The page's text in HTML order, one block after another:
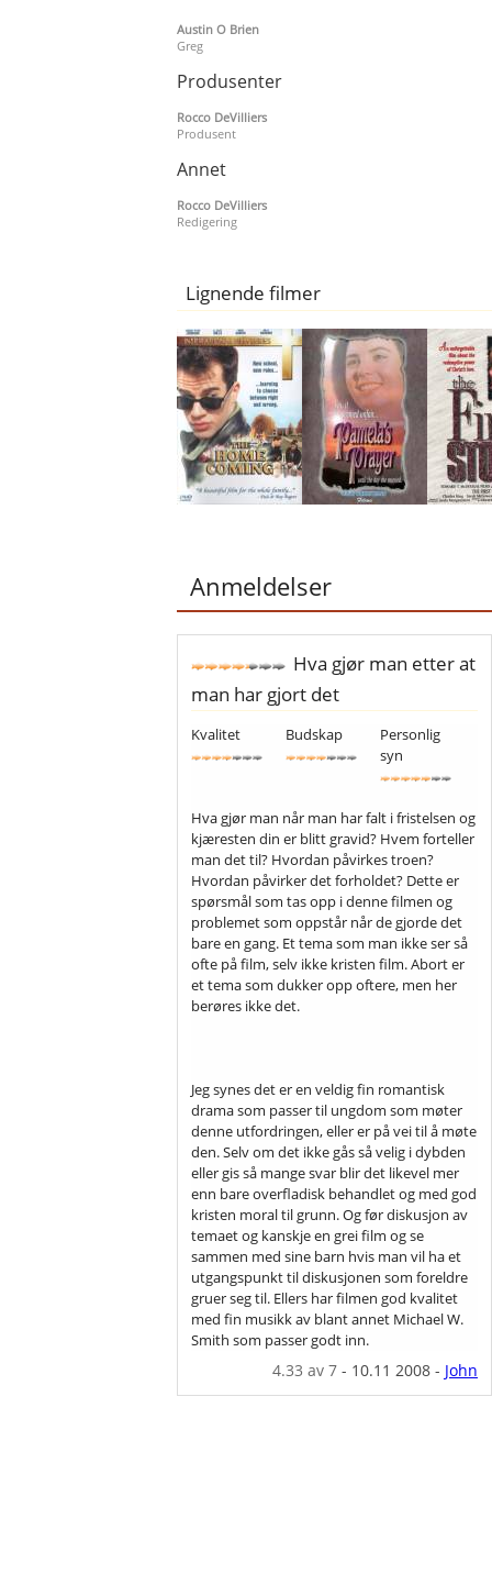
Austin O Brien
Greg
Produsenter
Rocco DeVilliers
Produsent
Annet
Rocco DeVilliers
Redigering
Lignende filmer
Anmeldelser
Hva gjør man etter at
man har gjort det
Kvalitet Budskap
Personlig
syn
Hva gjør man når man har falt i fristelsen og
kjæresten din er blitt gravid? Hvem forteller
man det til? Hvordan påvirkes troen?
Hvordan påvirker det forholdet? Dette er
spørsmål som tas opp i denne filmen og
problemet som oppstår når de gjorde det
bare en gang. Et tema som man ikke ser så
ofte på film, selv ikke kristen film. Abort er
et tema som dukker opp oftere, men her
berøres ikke det.
Jeg synes det er en veldig fin romantisk
drama som passer til ungdom som møter
denne utfordringen, eller er på vei til å møte
den. Selv om det ikke gås så velig i dybden
eller gis så mange svar blir det likevel mer
enn bare overfladisk behandlet og med god
kristen moral til grunn. Og før diskusjon av
temaet og kanskje en grei film og se
sammen med sine barn hvis man vil ha et
utgangspunkt til diskusjonen som foreldre
gruer seg til. Ellers har filmen god kvalitet
med fin musikk av blant annet Michael W.
Smith som passer godt inn.
4.33 av 7- 10.11 2008- John